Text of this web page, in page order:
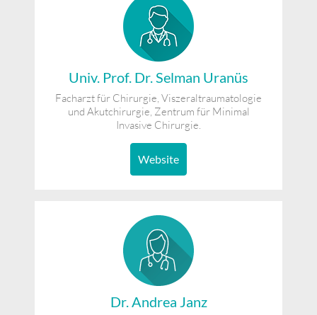
Univ. Prof. Dr. Selman Uranüs
Facharzt für Chirurgie, Viszeraltraumatologie
und Akutchirurgie, Zentrum für Minimal
Invasive Chirurgie.
Website
Dr. Andrea Janz